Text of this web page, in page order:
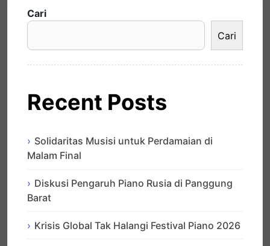
Cari
Cari
Recent Posts
Solidaritas Musisi untuk Perdamaian di
Malam Final
Diskusi Pengaruh Piano Rusia di Panggung
Barat
Krisis Global Tak Halangi Festival Piano 2026